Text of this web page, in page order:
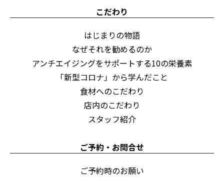
こだわり
はじまりの物語
なぜそれを勧めるのか
アンチエイジングをサポートする10の栄養素
「新型コロナ」から学んだこと
食材へのこだわり
店内のこだわり
スタッフ紹介
ご予約・お問合せ
ご予約時のお願い